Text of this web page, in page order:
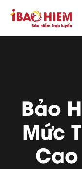
Bảo
Mức
Cao